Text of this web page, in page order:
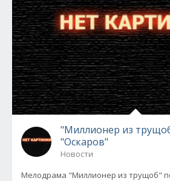
"Миллионер из
"Оскаров"
Новости
Мелодрама "Миллионер из трущоб"